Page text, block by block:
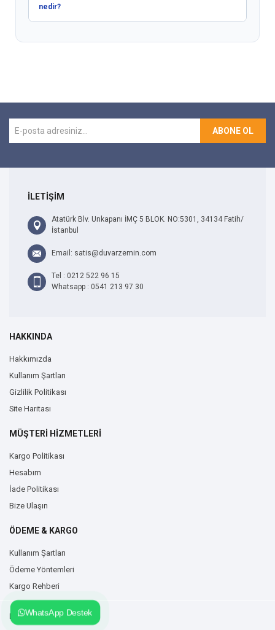
nedir?
ABONE OL
İLETİŞİM
Atatürk Blv. Unkapanı İMÇ 5 BLOK. NO:5301, 34134 Fatih/
İstanbul
Email: satis@duvarzemin.com
Tel : 0212 522 96 15
Whatsapp : 0541 213 97 30
HAKKINDA
Hakkımızda
Kullanım Şartları
Gizlilik Politikası
Site Haritası
MÜŞTERİ HİZMETLERİ
Kargo Politikası
Hesabım
İade Politikası
Bize Ulaşın
ÖDEME & KARGO
Kullanım Şartları
Ödeme Yöntemleri
Kargo Rehberi
Duvarzemin.com © 2026
WhatsApp Destek